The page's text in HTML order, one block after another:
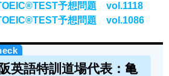
予想問題 vol.1118
予想問題 vol.1086
英語特訓道場代表：亀